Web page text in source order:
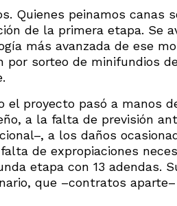
Quienes peinamos canas
de la primera etapa. Se
más avanzada de ese
por sorteo de minifundios
el proyecto pasó a manos
a la falta de previsión
a los daños
de expropiaciones
etapa con 13 adendas.
que –contratos